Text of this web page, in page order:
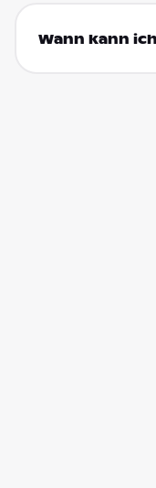
Wann kann